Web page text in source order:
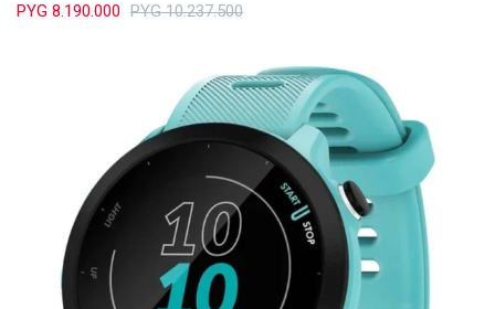
PYG 8.190.000 PYG 10.237.500